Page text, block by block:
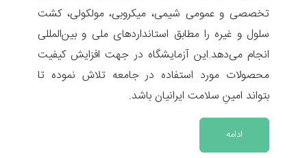
تخصصی و عمومی شیمی، میکروبی، مولکولی، کشت
سلول و غیره را مطابق استانداردهای ملی و بین‌المللی
انجام می‌دهد.این آزمایشگاه در جهت افزایش کیفیت
محصولات مورد استفاده در جامعه تلاش نموده تا
بتواند امینِ سلامت ایرانیان باشد.
ادامه